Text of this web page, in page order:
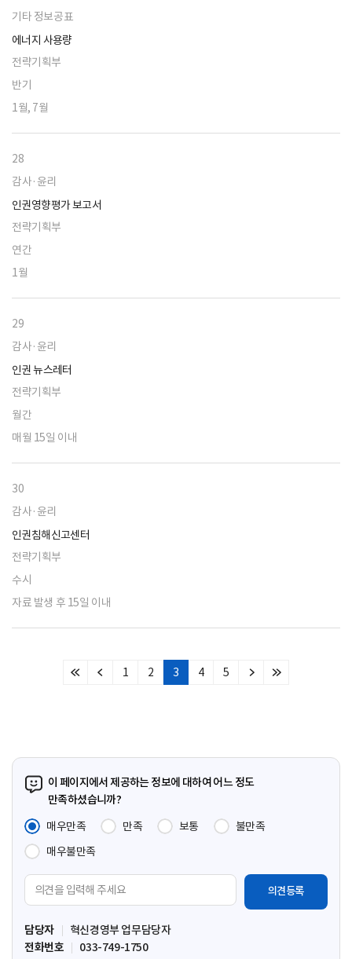
기타 정보공표
에너지 사용량
전략기획부
반기
1월, 7월
28
감사·윤리
인권영향평가 보고서
전략기획부
연간
1월
29
감사·윤리
인권 뉴스레터
전략기획부
월간
매월 15일 이내
30
감사·윤리
인권침해신고센터
전략기획부
수시
자료 발생 후 15일 이내
처
이
1 2 3 4 5
다
마
이 페이지에서 제공하는 정보에 대하여 어느 정도
만족하셨습니까?
매우만족
만족 보통
불만족
매우불만족
견
입
력
담당자
혁신경영부 업무담당자
전화번호
033-749-1750